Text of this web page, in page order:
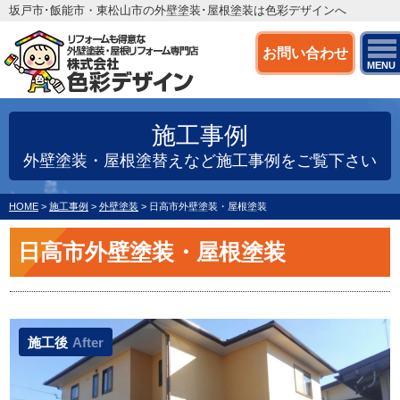
お問い合わせ
MENU
坂戸市･飯能市・東松山市の外壁塗装･屋根塗装は色彩デザインへ
施工事例
外壁塗装・屋根塗替えなど施工事例をご覧下さい
HOME > 施工事例 > 外壁塗装 > 日高市外壁塗装・屋根塗装
日高市外壁塗装・屋根塗装
施工後 After